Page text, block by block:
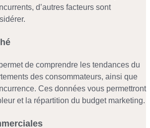
d’autres facteurs sont
de comprendre les tendances du
des consommateurs, ainsi que
Ces données vous permettront
et la répartition du budget marketing.